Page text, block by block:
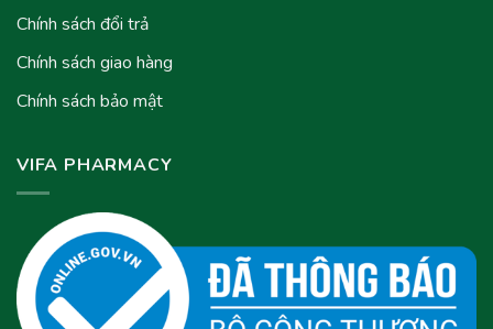
Chính sách đổi trả
Chính sách giao hàng
Chính sách bảo mật
VIFA PHARMACY